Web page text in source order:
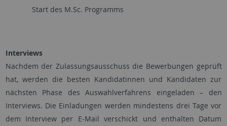
Start des M.Sc. Programms
Interviews
Nachdem der Zulassungsausschuss die Bewerbungen geprüft
hat, werden die besten Kandidatinnen und Kandidaten zur
nächsten Phase des Auswahlverfahrens eingeladen – den
Interviews. Die Einladungen werden mindestens drei Tage vor
dem Interview per E-Mail verschickt und enthalten Datum